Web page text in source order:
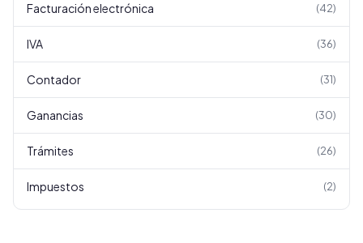
Facturación electrónica (42)
IVA (36)
Contador (31)
Ganancias (30)
Trámites (26)
Impuestos (2)